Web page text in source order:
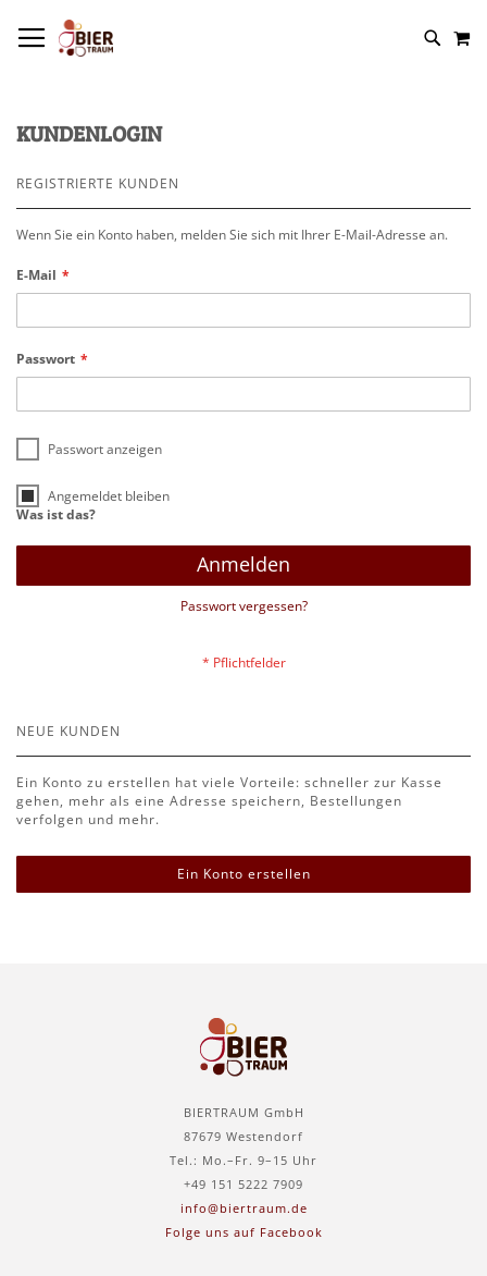
KUNDENLOGIN
REGISTRIERTE KUNDEN
Wenn Sie ein Konto haben, melden Sie sich mit Ihrer E-Mail-Adresse an.
E-Mail
Passwort
Passwort anzeigen
Angemeldet bleiben
Was ist das?
Anmelden
Passwort vergessen?
NEUE KUNDEN
Ein Konto zu erstellen hat viele Vorteile: schneller zur Kasse
gehen, mehr als eine Adresse speichern, Bestellungen
verfolgen und mehr.
Ein Konto erstellen
BIERTRAUM GmbH
87679 Westendorf
Tel.: Mo.–Fr. 9–15 Uhr
+49 151 5222 7909
info@biertraum.de
Folge uns auf Facebook